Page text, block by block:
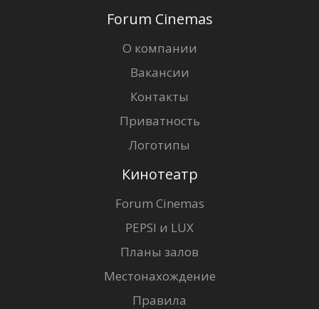
Forum Cinemas
О компании
Вакансии
Контакты
Приватность
Логотипы
Кинотеатр
Forum Cinemas
PEPSI и LUX
Планы залов
Местонахождение
Правила